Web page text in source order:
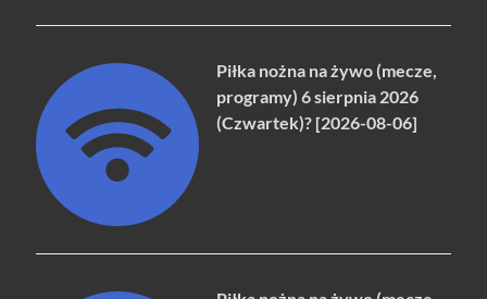
Piłka nożna na żywo (mecze,
programy) 6 sierpnia 2026
(Czwartek)? [2026-08-06]